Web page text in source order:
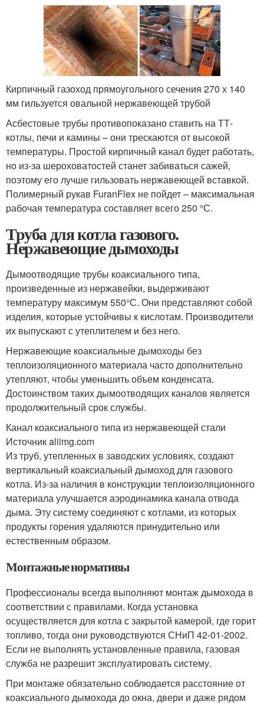
Кирпичный газоход прямоугольного сечения 270 х 140
мм гильзуется овальной нержавеющей трубой
Асбестовые трубы противопоказано ставить на ТТ-
котлы, печи и камины – они трескаются от высокой
температуры. Простой кирпичный канал будет работать,
но из-за шероховатостей станет забиваться сажей,
поэтому его лучше гильзовать нержавеющей вставкой.
Полимерный рукав FuranFlex не пойдет – максимальная
рабочая температура составляет всего 250 °С.
Труба для котла газового.
Нержавеющие дымоходы
Дымоотводящие трубы коаксиального типа,
произведенные из нержавейки, выдерживают
температуру максимум 550°С. Они представляют собой
изделия, которые устойчивы к кислотам. Производители
их выпускают с утеплителем и без него.
Нержавеющие коаксиальные дымоходы без
теплоизоляционного материала часто дополнительно
утепляют, чтобы уменьшить объем конденсата.
Достоинством таких дымоотводящих каналов является
продолжительный срок службы.
Канал коаксиального типа из нержавеющей стали
Источник aliimg.com
Из труб, утепленных в заводских условиях, создают
вертикальный коаксиальный дымоход для газового
котла. Из-за наличия в конструкции теплоизоляционного
материала улучшается аэродинамика канала отвода
дыма. Эту систему соединяют с котлами, из которых
продукты горения удаляются принудительно или
естественным образом.
Монтажные нормативы
Профессионалы всегда выполняют монтаж дымохода в
соответствии с правилами. Когда установка
осуществляется для котла с закрытой камерой, где горит
топливо, тогда они руководствуются СНиП 42-01-2002.
Если не выполнять установленные правила, газовая
служба не разрешит эксплуатировать систему.
При монтаже обязательно соблюдается расстояние от
коаксиального дымохода до окна, двери и даже рядом